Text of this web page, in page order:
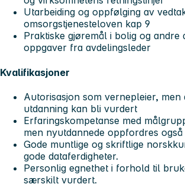
Utarbeiding og oppfølging av
omsorgstjenesteloven kap 9
Praktiske gjøremål i bolig og andre
oppgaver fra avdelingsleder
Kvalifikasjoner
Autorisasjon som vernepleier,
utdanning kan bli vurdert
Erfaringskompetanse med
men nyutdannede oppfordres også
Gode muntlige og skriftlige
gode dataferdigheter.
Personlig egnethet i forhold til
særskilt vurdert.